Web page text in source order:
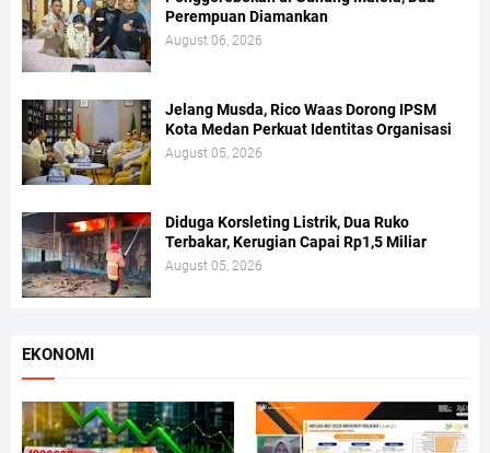
Perempuan Diamankan
August 06, 2026
Jelang Musda, Rico Waas Dorong IPSM
Kota Medan Perkuat Identitas Organisasi
August 05, 2026
Diduga Korsleting Listrik, Dua Ruko
Terbakar, Kerugian Capai Rp1,5 Miliar
August 05, 2026
EKONOMI